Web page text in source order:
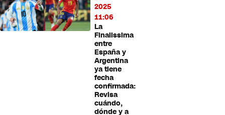
2025
11:06
La
Finalissima
entre
España y
Argentina
ya tiene
fecha
confirmada:
Revisa
cuándo,
dónde y a